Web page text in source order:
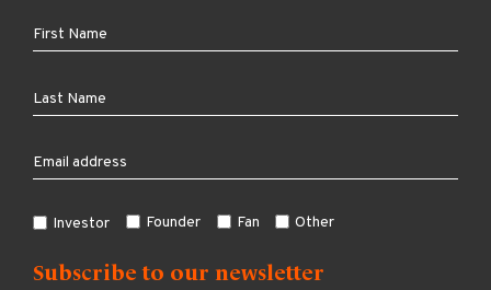
Investor Founder Fan Other